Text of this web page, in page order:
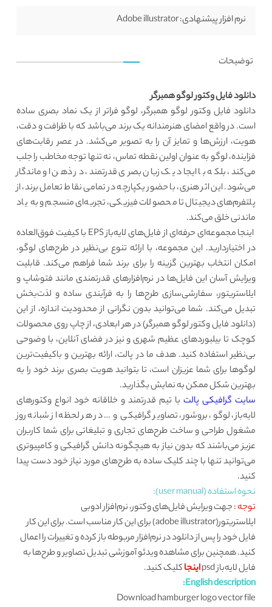
نرم افزار پیشنهادی:
توضیحات
دانلود فایل وکتور لوگو همبرگر
دانلود فایل وکتور لوگو همبرگر، لوگو فراتر از یک نماد بصری ساده
است. در واقع امضای هنرمندانه یک برند می‌باشد که با ظرافت و دقت،
هویت، ارزش‌ها و تمایز آن را به تصویر می‌کشد. در عصر رقابت‌های
فزاینده، لوگو به عنوان اولین نقطه تماس، نه تنها توجه مخاطب را جلب
می‌کند، بلکه با ایجاد یک زبان بصری قدرتمند، در ذهن او ماندگار
می‌شود. این اثر هنری، با حضور یکپارچه در تمامی نقاط تعامل برند، از
پلتفرم‌های دیجیتال تا محصولات فیزیکی، تجربه‌ای منسجم و به یاد
ماندنی خلق می‌کند.
اینجا مجموعه‌ای حرفه‌ای از فایل‌های لایه‌باز EPS با کیفیت فوق‌العاده
در اختیاردارید. این مجموعه، با ارائه تنوع بی‌نظیر در طرح‌های لوگو،
امکان انتخاب بهترین گزینه را برای برند شما فراهم می‌کند. قابلیت
ویرایش آسان این فایل‌ها در نرم‌افزارهای قدرتمندی مانند فتوشاپ و
ایلاستریتور، سفارشی‌سازی طرح‌ها را به فرآیندی ساده و لذت‌بخش
تبدیل می‌کند. شما می‌توانید بدون نگرانی از محدودیت اندازه، از این
(دانلود فایل وکتور لوگو همبرگر) در هر ابعادی، از چاپ روی محصولات
کوچک تا بیلبوردهای عظیم شهری و نیز در فضای آنلاین، با وضوحی
بی‌نظیر استفاده کنید. هدف ما در پالت، ارائه بهترین و باکیفیت‌ترین
لوگوها برای شما عزیزان است، تا بتوانید هویت بصری برند خود را به
بهترین شکل ممکن به نمایش بگذارید.
سایت گرافیکی پالتبا تیم قدرتمند و خلاقانه خود انواع وکتورهای
لایه‌باز، لوگو، بروشور، تصاویر گرافیکی و … در هر لحظه از شبانه روز
مشغول طراحی و ساخت طرح‌های تجاری و تبلیغاتی برای شما کاربران
عزیز می‌باشند که بدون نیاز به هیچگونه دانش گرافیکی و کامپیوتری
می‌توانید تنها با چند کلیک ساده به طرح‌های مورد نیاز خود دست پیدا
کنید.
نحوه استفاده (user manual):
توجه :جهت ویرایش فایل‌های وکتور، نرم‌افزار ادوبی
ایلاستریتور(adobe illustrator) برای این کار مناسب است. برای این کار
فایل خود را پس از دانلود در نرم‌افزار مربوطه باز کرده و تغییرات را اعمال
کنید. همچنین برای مشاهده ویدئو آموزشی تبدیل تصاویر و طرح‌ها به
فایل لایه‌باز psd
اینجاکلیک کنید.
English description:
Download hamburger logo vector file